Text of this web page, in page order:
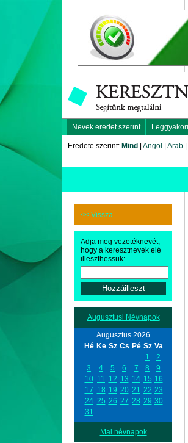
Nevek eredet szerint
Eredete szerint: Mind Angol Arab|
<< Vissza
Adja meg vezetéknevét,
hogy a keresztnevek elé
illeszthessük:
Augusztusi Névnapok
Augusztus 2026
Hé Ke Sz Cs Pé Sz Va
1
2
3
4 5 6 7 8
9
10 11 12 13 14 15 16
17 18 19 20 21 22 23
24 25 26 27 28 29 30
31
Mai névnapok